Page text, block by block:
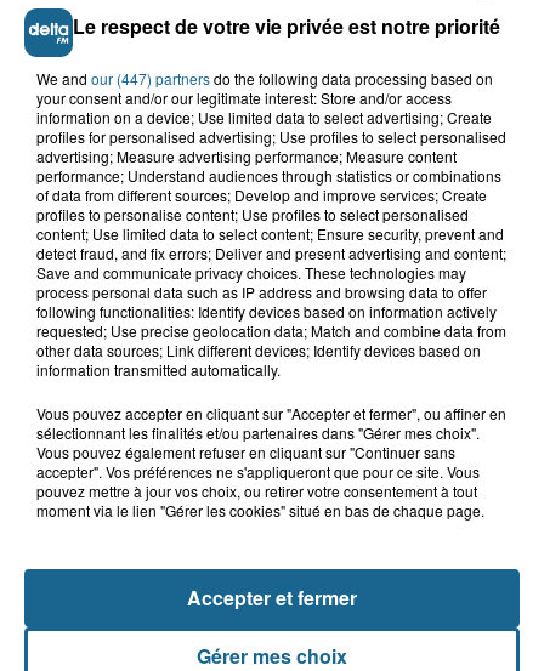
Mouv’enfants Dunkerque se mobilise
7h53
Tardinghen : une femme de 75 ans
réanimée après une noyade
9 août 2026
Cap Gris-Nez - Cap Blanc-Nez :
Frédéric Tourillon, nageur de...
NOS AUTRES PODCASTS
Le respect de votre vie privée est notre priorité
We and our (447) partnersdo the following data processing based on
your consent and/or our legitimate interest: Store and/or access
information on a device; Use limited data to select advertising; Create
profiles for personalised advertising; Use profiles to select personalised
advertising; Measure advertising performance; Measure content
performance; Understand audiences through statistics or combinations
of data from different sources; Develop and improve services; Create
profiles to personalise content; Use profiles to select personalised
content; Use limited data to select content; Ensure security, prevent and
detect fraud, and fix errors; Deliver and present advertising and content;
Save and communicate privacy choices. These technologies may
process personal data such as IP address and browsing data to offer
following functionalities: Identify devices based on information actively
requested; Use precise geolocation data; Match and combine data from
other data sources; Link different devices; Identify devices based on
information transmitted automatically.
Vous pouvez accepter en cliquant sur "Accepter et fermer", ou affiner en
sélectionnant les finalités et/ou partenaires dans "Gérer mes choix".
Vous pouvez également refuser en cliquant sur "Continuer sans
accepter". Vos préférences ne s'appliqueront que pour ce site. Vous
pouvez mettre à jour vos choix, ou retirer votre consentement à tout
moment via le lien "Gérer les cookies" situé en bas de chaque page.
Gérer mes choix
Accepter et fermer